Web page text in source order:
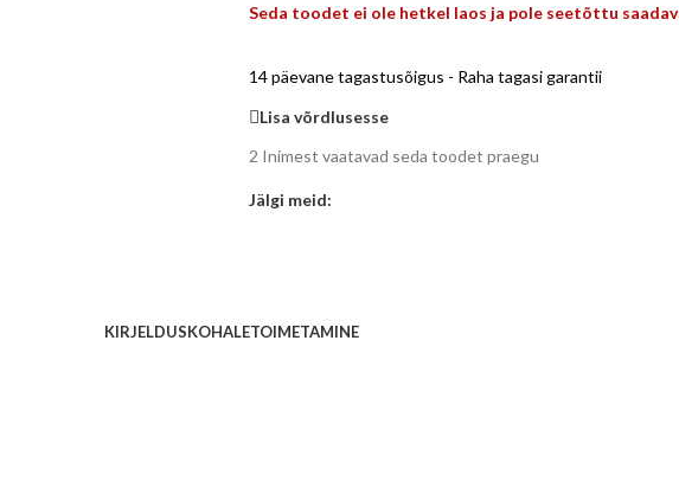
Seda toodet ei ole hetkel laos ja pole seetõttu
14 päevane tagastusõigus - Raha tagasi garantii
Lisa võrdlusesse
2 Inimest vaatavad seda toodet praegu
Jälgi meid:
KIRJELDUSKOHALETOIMETAMINE